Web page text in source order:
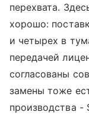
перехвата.
хорошо:
и четырех в
передачей
согласованы
замены тоже
производства -